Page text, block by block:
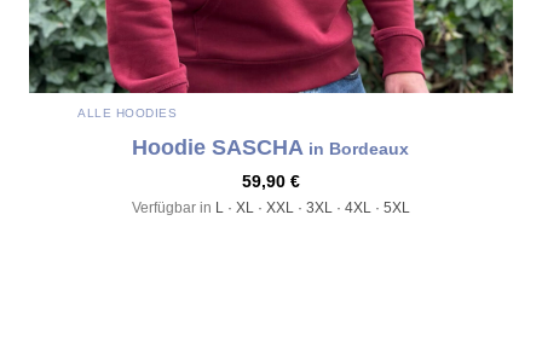
ALLE HOODIES
Hoodie SASCHA in Bordeaux
59,90 €
Verfügbar in L · XL · XXL · 3XL · 4XL · 5XL